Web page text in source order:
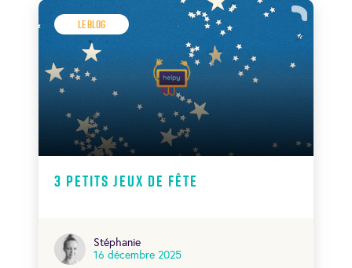
Le Blog
3 petits jeux de fête
Stéphanie
16 décembre 2025